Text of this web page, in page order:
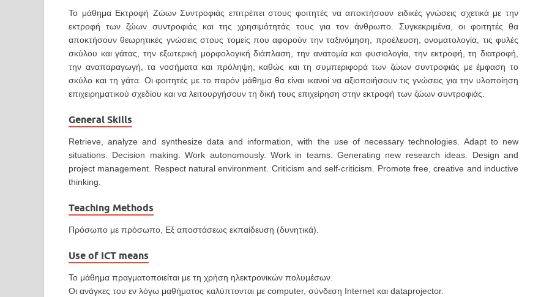
Το μάθημα Εκτροφή Ζώων Συντροφιάς επιτρέπει στους φοιτητές να αποκτήσουν ειδικές γνώσεις σχετικά με την
εκτροφή των ζώων συντροφιάς και της χρησιμότητάς τους για τον άνθρωπο. Συγκεκριμένα, οι φοιτητές θα
αποκτήσουν θεωρητικές γνώσεις στους τομείς που αφορούν την ταξινόμηση, προέλευση, ονοματολογία, τις φυλές
σκύλου και γάτας, την εξωτερική μορφολογική διάπλαση, την ανατομία και φυσιολογία, την εκτροφή, τη διατροφή,
την αναπαραγωγή, τα νοσήματα και πρόληψη, καθώς και τη συμπεριφορά των ζώων συντροφιάς με έμφαση το
σκύλο και τη γάτα. Οι φοιτητές με το παρόν μάθημα θα είναι ικανοί να αξιοποιήσουν τις γνώσεις για την υλοποίηση
επιχειρηματικού σχεδίου και να λειτουργήσουν τη δική τους επιχείρηση στην εκτροφή των ζώων συντροφιάς.
General Skills
Retrieve, analyze and synthesize data and information, with the use of necessary technologies. Adapt to new
situations. Decision making. Work autonomously. Work in teams. Generating new research ideas. Design and
project management. Respect natural environment. Criticism and self-criticism. Promote free, creative and inductive
thinking.
Teaching Methods
Πρόσωπο με πρόσωπο, Εξ αποστάσεως εκπαίδευση (δυνητικά).
Use of ICT means
Το μάθημα πραγματοποιείται με τη χρήση ηλεκτρονικών πολυμέσων.
Οι ανάγκες του εν λόγω μαθήματος καλύπτονται με computer, σύνδεση Internet και dataprojector.